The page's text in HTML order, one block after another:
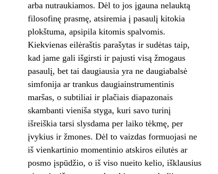
arba nutraukiamos. Dėl to jos įgauna nelauktą
filosofinę prasmę, atsiremia į pasaulį kitokia
plokštuma, apsipila kitomis spalvomis.
Kiekvienas eilėraštis parašytas ir sudėtas taip,
kad jame gali išgirsti ir pajusti visą žmogaus
pasaulį, bet tai daugiausia yra ne daugiabalsė
simfonija ar trankus daugiainstrumentinis
maršas, o subtiliai ir plačiais diapazonais
skambanti vieniša styga, kuri savo turinį
išreiškia tarsi slysdama per laiko tėkmę, per
įvykius ir žmones. Dėl to vaizdas formuojasi ne
iš vienkartinio momentinio atskiros eilutės ar
posmo įspūdžio, o iš viso nueito kelio, išklausius